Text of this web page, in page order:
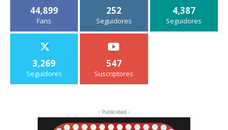
44,899
Fans
252
Seguidores
4,387
Seguidores
3,269
Seguidores
547
Suscriptores
- Publicidad -